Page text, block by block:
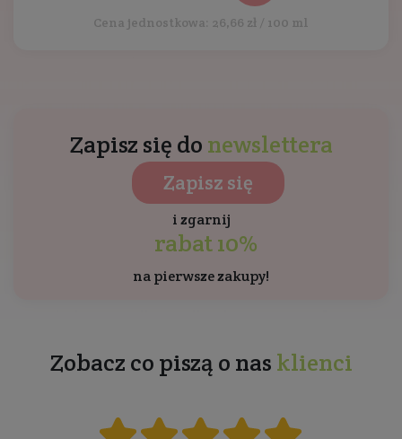
Cena jednostkowa: 26,66 zł / 100 ml
Zapisz się do newslettera
Zapisz się
i zgarnij
rabat 10%
na pierwsze zakupy!
Zobacz co piszą o nas klienci